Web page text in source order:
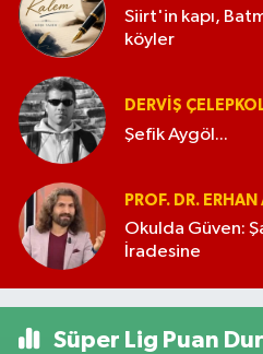
Siirt'in kapı,
köyler
DERVIŞ
Şefik Aygöl...
PROF. DR. ERHAN
Okulda Güven:
İradesine
Süper Lig Puan